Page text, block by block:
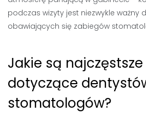
podczas wizyty jest niezwykle ważny
obawiających się zabiegów
Jakie są
dotyczące
stomatologów?